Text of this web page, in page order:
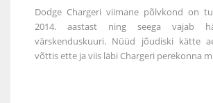
Dodge Chargeri viimane põlvkond on
2014. aastast ning seega vajab
värskenduskuuri. Nüüd jõudiski kätte
võttis ette ja viis läbi Chargeri perekonna